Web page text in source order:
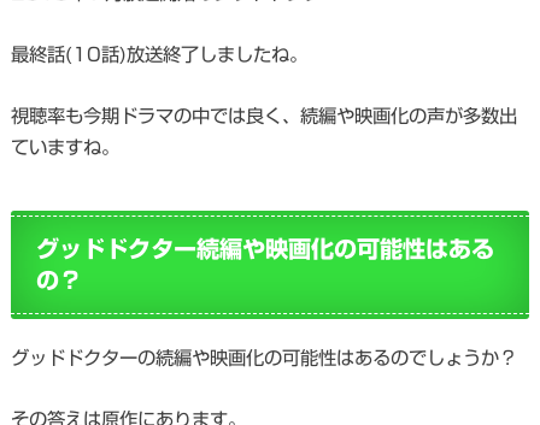
最終話(10話)放送終了しましたね。
視聴率も今期ドラマの中では良く、続編や映画化の声が多数出
ていますね。
グッドドクター続編や映画化の可能性はある
の？
グッドドクターの続編や映画化の可能性はあるのでしょうか？
その答えは原作にあります。